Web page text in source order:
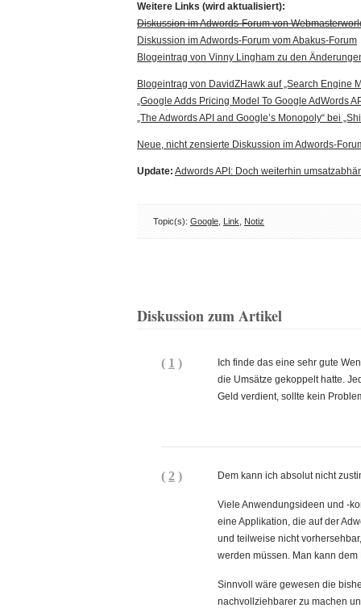
Weitere Links (wird aktualisiert):
Diskussion im Adwords-Forum von
Diskussion im Adwords-Forum vom Abakus-Forum
Blogeintrag von Vinny Lingham zu den
Blogeintrag von DavidZHawk auf „Search Engine
„Google Adds Pricing Model To Google AdWords
„The Adwords API and Google’s Monopoly“ bei
Neue, nicht zensierte Diskussion im Adwords-
Update: Adwords API: Doch weiterhin
Topic(s): Google Link Notiz
Diskussion zum Artikel
( 1 )
Ich finde das eine sehr gute
die Umsätze gekoppelt hatte.
Geld verdient, sollte kein
( 2 ) Dem kann ich absolut nicht
Viele Anwendungsideen und -
eine Applikation, die auf der
und teilweise nicht
werden müssen. Man kann
Sinnvoll wäre gewesen die
nachvollziehbarer zu machen